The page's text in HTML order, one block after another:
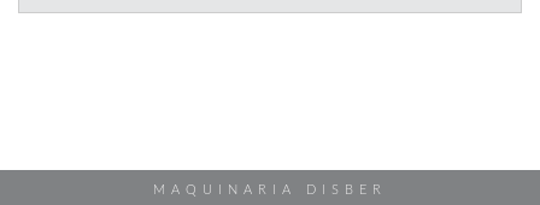
MAQUINARIA DISBER